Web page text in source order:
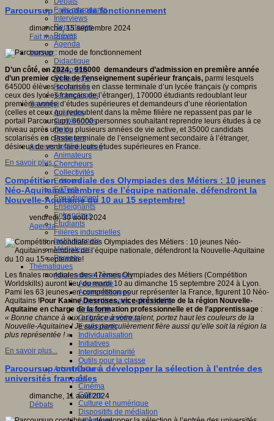
Faits marquants
Interviews
Reportages
Brèves
Agenda
Innover
Didactique
Dispositifs
Pédagogie
Recherche
Technologies
Savoir(s)
Analyses
Conférences
Outils
Pratiques
Acteurs de l'éducation
Animateurs
Chercheurs
Collectivités
Editeurs
EdTech
Encadrement
Enseignants
Entreprises
Etudiants
Filières industrielles
Institutionnels
Médiateurs
Parents
Thématiques
Apprendre et enseigner
Apprendre
Apprentissages
Apprentissages collaboratifs
Créativité
Culture numérique
Evaluations
Individualisation
Initiatives
Interdisciplinarité
Outils pour la classe
Arts et Culture
Art
Cinéma
Culture
Culture et numérique
Dispositifs de médiation
Parcoursup : mode de fonctionnement
dimanche, 15 septembre 2024
Fait marquant
D’un côté, en 2024, 916000 demandeurs d’admission en première année
d’un premier cycle de l’enseignement supérieur français, parmi lesquels
645000 élèves scolarisés en classe terminale d’un lycée français (y compris
ceux des lycées français de l’étranger), 170000 étudiants redoublant leur
première année d’études supérieures et demandeurs d’une réorientation
(celles et ceux qui redoublent dans la même filière ne repassent pas par le
portail Parcoursup), 66000 personnes souhaitant reprendre leurs études à ce
niveau après une ou plusieurs années de vie active, et 35000 candidats
scolarisés en classe terminale de l’enseignement secondaire à l’étranger,
désireux de venir faire leurs études supérieures en France.
En savoir plus...
Compétition mondiale des Olympiades des Métiers : 10 jeunes
Néo-Aquitains membres de l’équipe nationale, défendront la
Nouvelle-Aquitaine du 10 au 15 septembre!
vendredi, 30 août 2024
Agenda
Les finales mondiales des 47èmes Olympiades des Métiers (Compétition
Worldskills) auront lieu du mardi 10 au dimanche 15 septembre 2024 à Lyon.
Pami les 63 jeunes, en compétition pour représenter la France, figurent 10 Néo-
Aquitains !Pour Karine Desroses, vice-présidente de la région Nouvelle-
Aquitaine en charge de la formation professionnelle et de l’apprentissage :
« Bonne chance à eux et grâce à votre talent, portez haut les couleurs de la
Nouvelle-Aquitaine ! Je suis particulièrement fière aussi qu’elle soit la région la
plus représentée ! ».
En savoir plus...
Parcoursup contribue à développer la sélection à l’entrée des
universités françaises
dimanche, 11 août 2024
Débats